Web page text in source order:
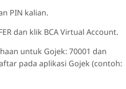
PIN kalian.
dan klik BCA Virtual Account.
untuk Gojek: 70001 dan
pada aplikasi Gojek (contoh: